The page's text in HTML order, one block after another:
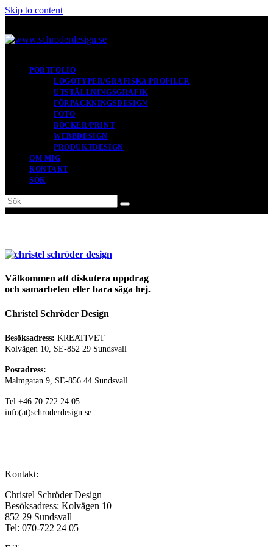
Skip to content
PORTFOLIO
LOGOTYPER/GRAFISKA PROFILER
UTSTÄLLNINGSGRAFIK
FÖRPACKNINGSDESIGN
FOTO
BÖCKER/PRINT
WEBBDESIGN
PRODUKTDESIGN
OM MIG
KONTAKT
SÖK
Sök
Submit
Välkommen att diskutera uppdrag
och samarbeten eller bara säga hej.
Christel Schröder Design
Besöksadress: KREATIVET
Kolvägen 10, SE-852 29 Sundsvall
Postadress:
Malmgatan 9, SE-856 44 Sundsvall
Tel +46 70 722 24 05
info(at)schroderdesign.se
Kontakt:
Christel Schröder Design
Besöksadress: Kolvägen 10
852 29 Sundsvall
Tel: 070-722 24 05